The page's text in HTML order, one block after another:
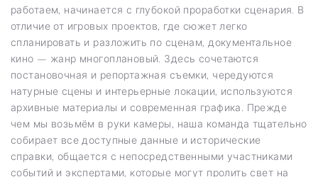
работаем, начинается с глубокой проработки сценария. В
отличие от игровых проектов, где сюжет легко
спланировать и разложить по сценам, документальное
кино — жанр многоплановый. Здесь сочетаются
постановочная и репортажная съемки, чередуются
натурные сцены и интерьерные локации, используются
архивные материалы и современная графика. Прежде
чем мы возьмём в руки камеры, наша команда тщательно
собирает все доступные данные и исторические
справки, общается с непосредственными участниками
событий и экспертами, которые могут пролить свет на